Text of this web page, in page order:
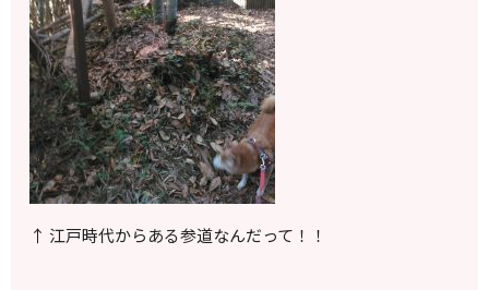
↑ 江戸時代からある参道なんだって！！